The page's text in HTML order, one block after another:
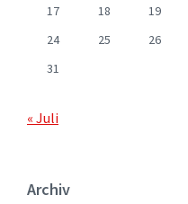
17
18 19
24
25 26
31
« Juli
Archiv